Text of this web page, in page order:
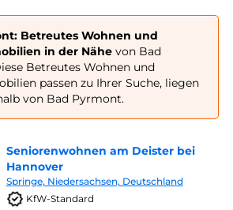
Betreutes Wohnen und
in der Nähevon Bad
Betreutes Wohnen und
passen zu Ihrer Suche, liegen
von Bad Pyrmont.
Seniorenwohnen am Deister bei
Hannover
Springe, Niedersachsen, Deutschland
KfW-Standard